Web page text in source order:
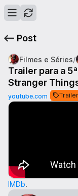
Post
Filmes e Séries/
Trailer para a
Stranger
youtube.com Trailer
IMDb.